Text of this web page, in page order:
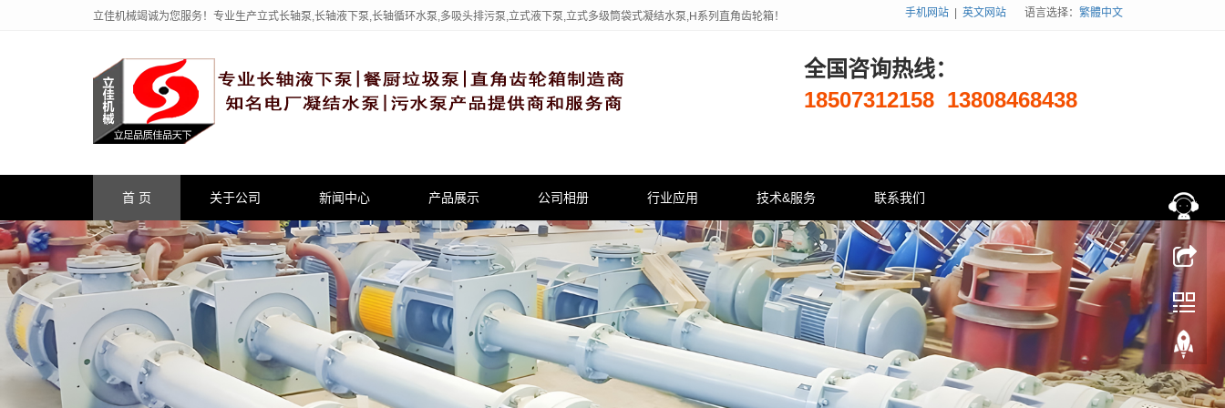
立佳机械竭诚为您服务！专业生产立式长轴泵,长轴液下泵,长轴循环水泵,多吸头排污泵,立式液下泵,立式多级筒袋式凝结水泵,H系列直角齿轮箱！ 语言选择： 繁體中文
手机网站 英文网站
全国咨询热线：
18507312158 13808468438
首 页 关于公司 新闻中心 产品展示 公司相册 行业应用 技术&服务 联系我们